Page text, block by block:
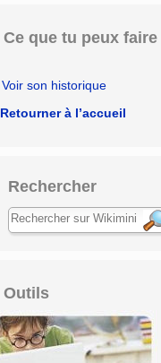
Ce que tu peux faire
Voir son historique
Retourner à l’accueil
Rechercher
Outils